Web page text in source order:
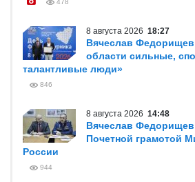
478
8 августа 2026 18:27
Вячеслав
области сильные,
талантливые люди»
846
8 августа 2026 14:48
Вячеслав Федорищев
Почетной грамотой
России
944